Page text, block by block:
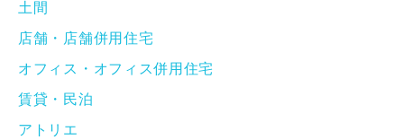
土間
店舗・店舗併用住宅
オフィス・オフィス併用住宅
賃貸・民泊
アトリエ